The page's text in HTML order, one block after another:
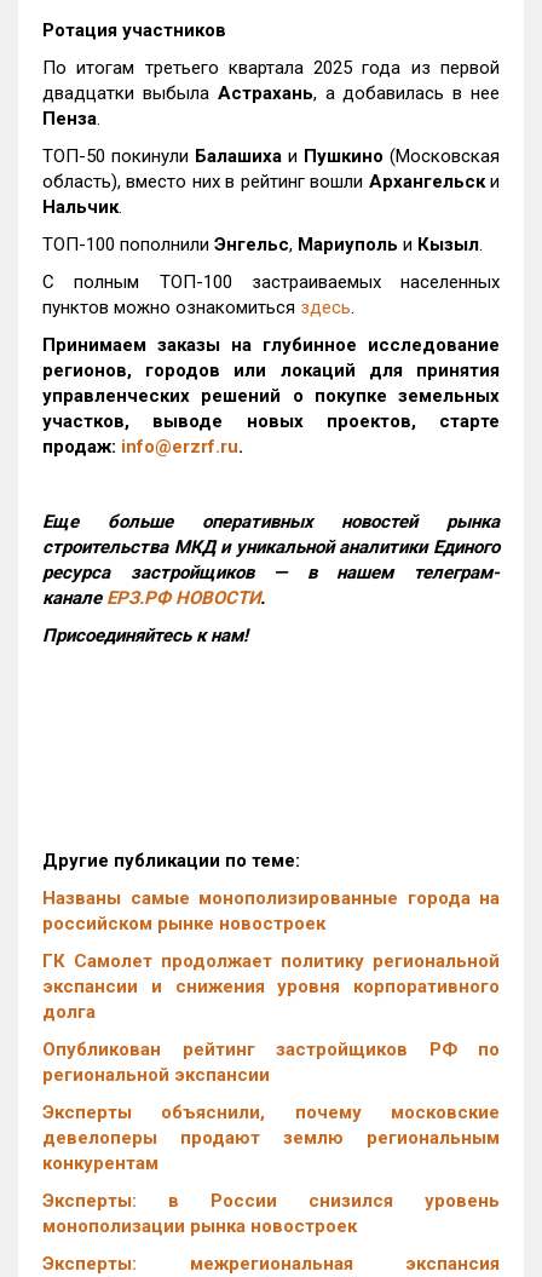
Ротация участников
По итогам третьего квартала 2025 года из первой
двадцатки выбыла Астрахань, а добавилась в нее
Пенза.
ТОП-50 покинули Балашиха и Пушкино (Московская
область), вместо них в рейтинг вошли Архангельски
Нальчик.
ТОП-100 пополнили Энгельс, Мариуполь и Кызыл.
С полным ТОП-100 застраиваемых населенных
пунктов можно ознакомиться здесь.
Принимаем заказы на глубинное исследование
регионов, городов или локаций для принятия
управленческих решений о покупке земельных
участков, выводе новых проектов, старте
продаж: info@erzrf.ru.
Еще больше оперативных новостей рынка
строительства МКД и уникальной аналитики Единого
ресурса застройщиков — в нашем телеграм-
канале ЕРЗ.РФ НОВОСТИ.
Присоединяйтесь к нам!
Другие публикации по теме:
Названы самые монополизированные города на
российском рынке новостроек
ГК Самолет продолжает политику региональной
экспансии и снижения уровня корпоративного
долга
Опубликован рейтинг застройщиков РФ по
региональной экспансии
Эксперты объяснили, почему московские
девелоперы продают землю региональным
конкурентам
Эксперты: в России снизился уровень
монополизации рынка новостроек
Эксперты: межрегиональная экспансия